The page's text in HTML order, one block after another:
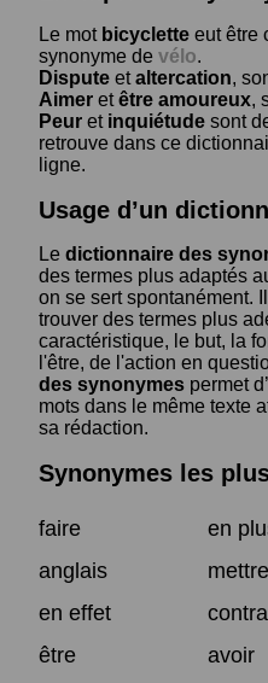
Le mot bicyclette eut être
synonyme de vélo.
Dispute etaltercation,
Aimer etêtre amoureux,
Peur et inquiétude sont
retrouve dans ce
ligne.
Usage d’un
Le dictionnaire des
des termes plus adaptés
on se sert spontanément.
trouver des termes plus
caractéristique, le but, la
l'être, de l'action en
des synonymes permet
mots dans le même texte
sa rédaction.
Synonymes les
faire
en
anglais
mettre
en effet
être
avoir